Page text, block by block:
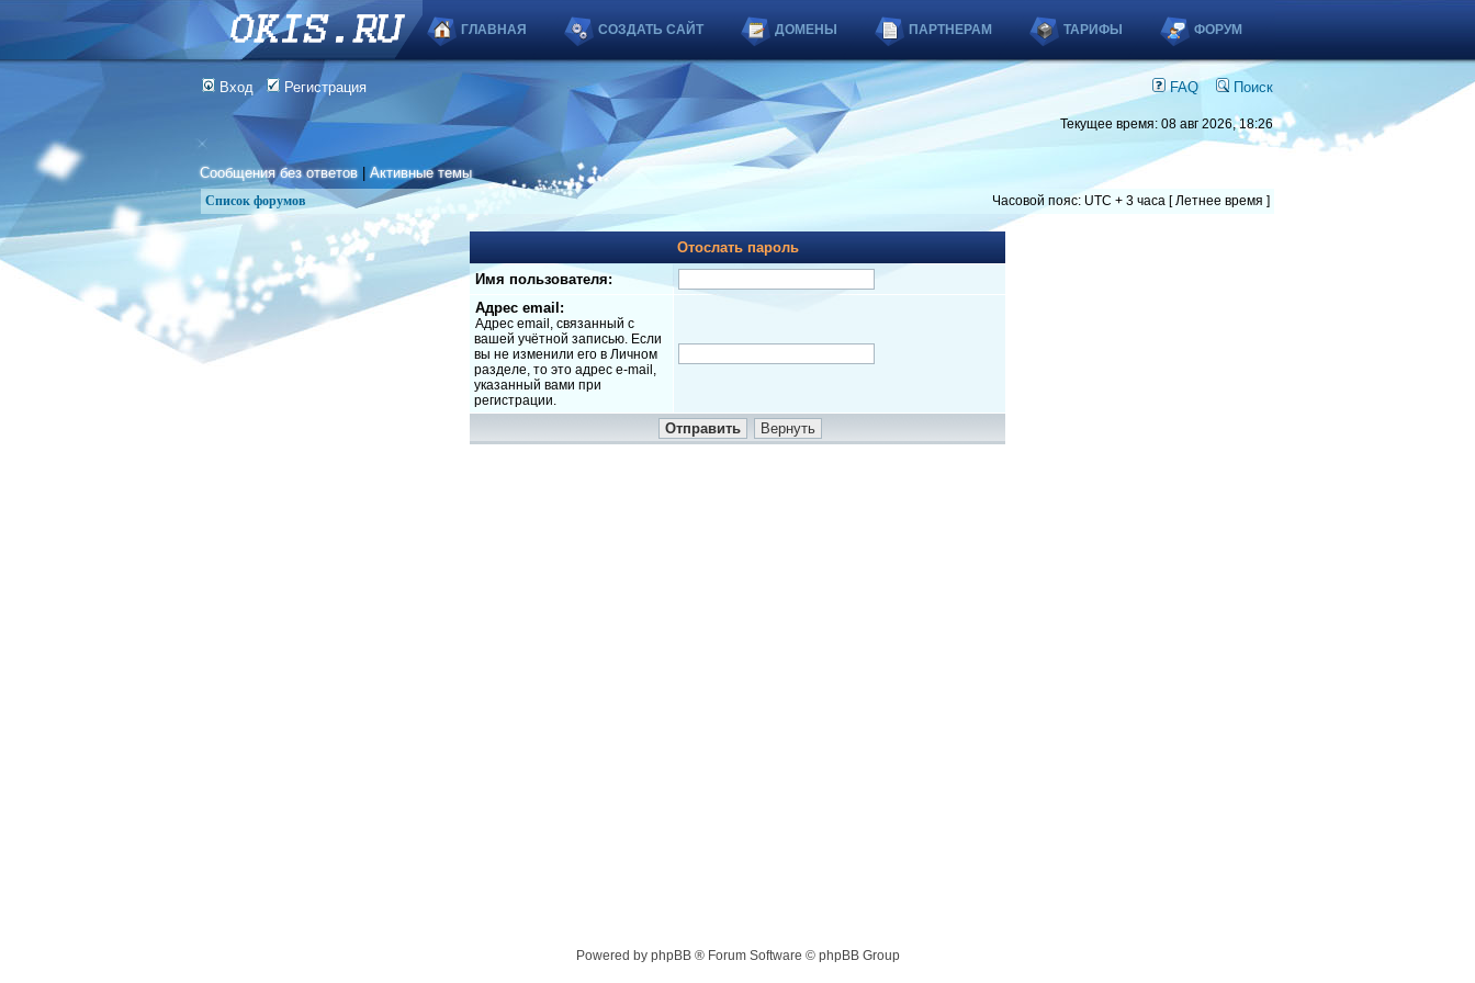
ГЛАВНАЯ СОЗДАТЬ САЙТ ДОМЕНЫ ПАРТНЕРАМ ТАРИФЫ ФОРУМ
Вход Регистрация FAQ Поиск
Текущее время: 08 авг 2026, 18:26
Сообщения без ответов |Активные темы
Список форумов Часовой пояс: UTC + 3 часа [ Летнее время ]
Отослать пароль
Имя пользователя:
Адрес email:
Адрес email, связанный с
вашей учётной записью. Если
вы не изменили его в Личном
разделе, то это адрес e-mail,
указанный вами при
регистрации.
Powered by phpBB ® Forum Software © phpBB Group